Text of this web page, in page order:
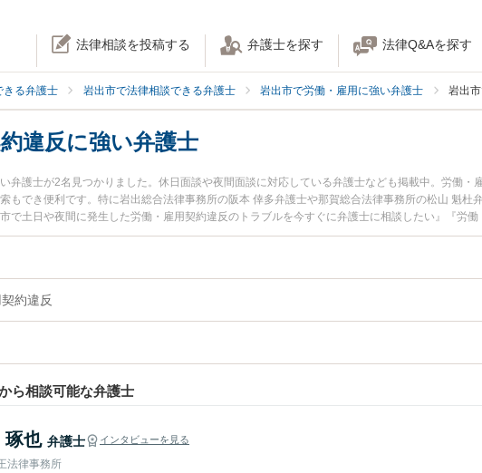
法律相談を投稿する 弁護士を探す 法律Q&Aを探す
きる弁護士 岩出市で法律相談できる弁護士 岩出市で労働・雇用に強い弁護士 岩出
違反に強い弁護士
弁護士が2名見つかりました。休日面談や夜間面談に対応している弁護士なども掲載中。労働・
もでき便利です。特に岩出総合法律事務所の阪本 倖多弁護士や那賀総合法律事務所の松山 魁杜
で土日や夜間に発生した労働・雇用契約違反のトラブルを今すぐに弁護士に相談したい』『労
談無料で労働・雇用契約違反を法律相談できる岩出市内の弁護士に相談予約したい』などでお
約違反
ら相談可能な弁護士
琢也 弁護士 インタビューを見る
法律事務所